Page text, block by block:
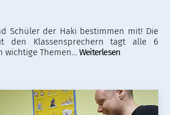
Schüler der Haki bestimmen mit! Die
den Klassensprechern tagt alle 6
wichtige Themen… Weiterlesen